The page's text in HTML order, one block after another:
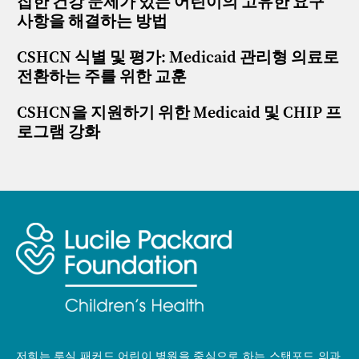
사항을 해결하는 방법
CSHCN 식별 및 평가: Medicaid 관리형 의료로
전환하는 주를 위한 교훈
CSHCN을 지원하기 위한 Medicaid 및 CHIP 프
로그램 강화